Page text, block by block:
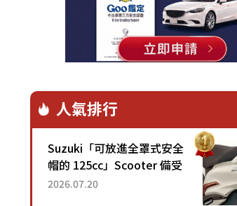
人氣排行
Suzuki「可放進全罩式安全
帽的 125cc」Scooter 備受
矚目！採用全新流線設計與
2026.07.20